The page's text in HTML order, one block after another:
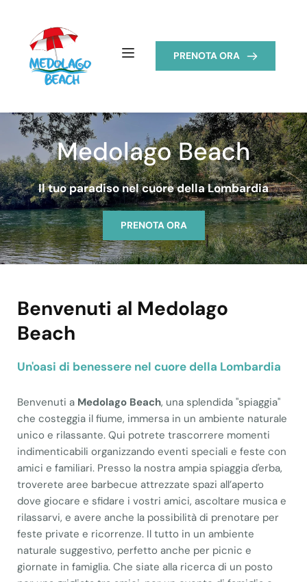
PRENOTA ORA
Medolago Beach
Il tuo paradiso nel cuore della Lombardia
PRENOTA ORA
Benvenuti al Medolago
Beach
Un'oasi di benessere nel cuore della Lombardia
Benvenuti a Medolago Beach, una splendida "spiaggia"
che costeggia il fiume, immersa in un ambiente naturale
unico e rilassante. Qui potrete trascorrere momenti
indimenticabili organizzando eventi speciali e feste con
amici e familiari. Presso la nostra ampia spiaggia d'erba,
troverete aree barbecue attrezzate spazi all’aperto
dove giocare e sfidare i vostri amici, ascoltare musica e
rilassarvi, e avere anche la possibilità di prenotare per
feste private e ricorrenze. Il tutto in un ambiente
naturale suggestivo, perfetto anche per picnic e
giornate in famiglia. Che siate alla ricerca di un posto